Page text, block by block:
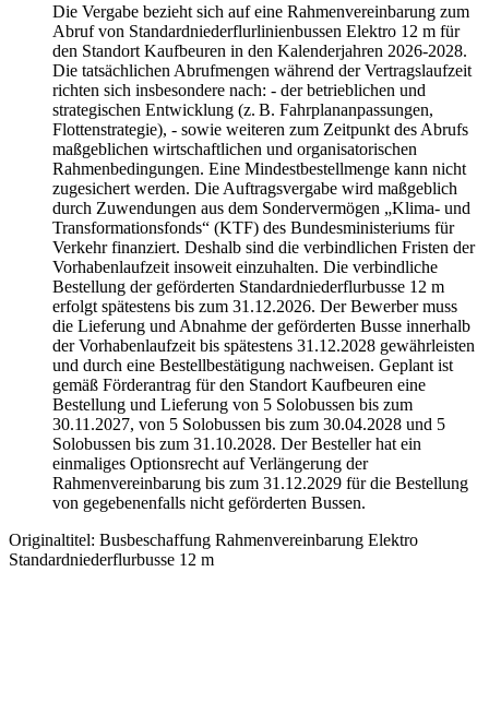
Die Vergabe bezieht sich auf eine Rahmenvereinbarung zum
Abruf von Standardniederflurlinienbussen Elektro 12 m für
den Standort Kaufbeuren in den Kalenderjahren 2026-2028.
Die tatsächlichen Abrufmengen während der Vertragslaufzeit
richten sich insbesondere nach: - der betrieblichen und
strategischen Entwicklung (z. B. Fahrplananpassungen,
Flottenstrategie), - sowie weiteren zum Zeitpunkt des Abrufs
maßgeblichen wirtschaftlichen und organisatorischen
Rahmenbedingungen. Eine Mindestbestellmenge kann nicht
zugesichert werden. Die Auftragsvergabe wird maßgeblich
durch Zuwendungen aus dem Sondervermögen „Klima- und
Transformationsfonds“ (KTF) des Bundesministeriums für
Verkehr finanziert. Deshalb sind die verbindlichen Fristen der
Vorhabenlaufzeit insoweit einzuhalten. Die verbindliche
Bestellung der geförderten Standardniederflurbusse 12 m
erfolgt spätestens bis zum 31.12.2026. Der Bewerber muss
die Lieferung und Abnahme der geförderten Busse innerhalb
der Vorhabenlaufzeit bis spätestens 31.12.2028 gewährleisten
und durch eine Bestellbestätigung nachweisen. Geplant ist
gemäß Förderantrag für den Standort Kaufbeuren eine
Bestellung und Lieferung von 5 Solobussen bis zum
30.11.2027, von 5 Solobussen bis zum 30.04.2028 und 5
Solobussen bis zum 31.10.2028. Der Besteller hat ein
einmaliges Optionsrecht auf Verlängerung der
Rahmenvereinbarung bis zum 31.12.2029 für die Bestellung
von gegebenenfalls nicht geförderten Bussen.
Originaltitel: Busbeschaffung Rahmenvereinbarung Elektro
Standardniederflurbusse 12 m